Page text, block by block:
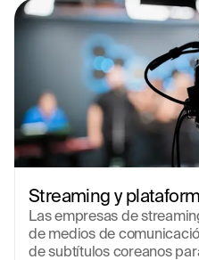
Streaming y
Las empresas de
de medios de
de subtítulos coreanos